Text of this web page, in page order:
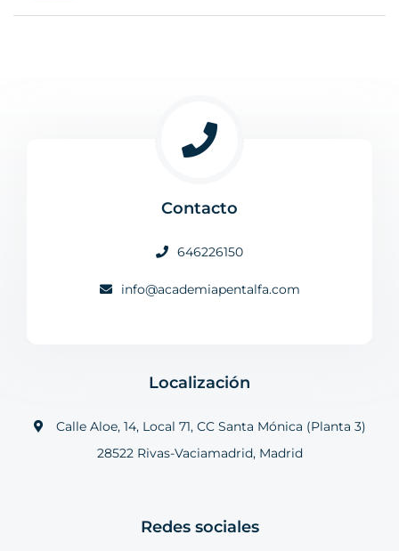
Contacto
646226150
info@academiapentalfa.com
Localización
Calle Aloe, 14, Local 71, CC Santa Mónica (Planta 3)
28522 Rivas-Vaciamadrid, Madrid
Redes sociales